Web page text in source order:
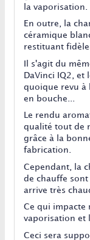
la vaporisation.
En outre, la
céramique
restituant
Il s'agit du
DaVinci IQ2, et
quoique revu à
en bouche...
Le rendu
qualité tout de
grâce à la
fabrication.
Cependant, la
de chauffe sont
arrive très
Ce qui impacte
vaporisation et
Ceci sera